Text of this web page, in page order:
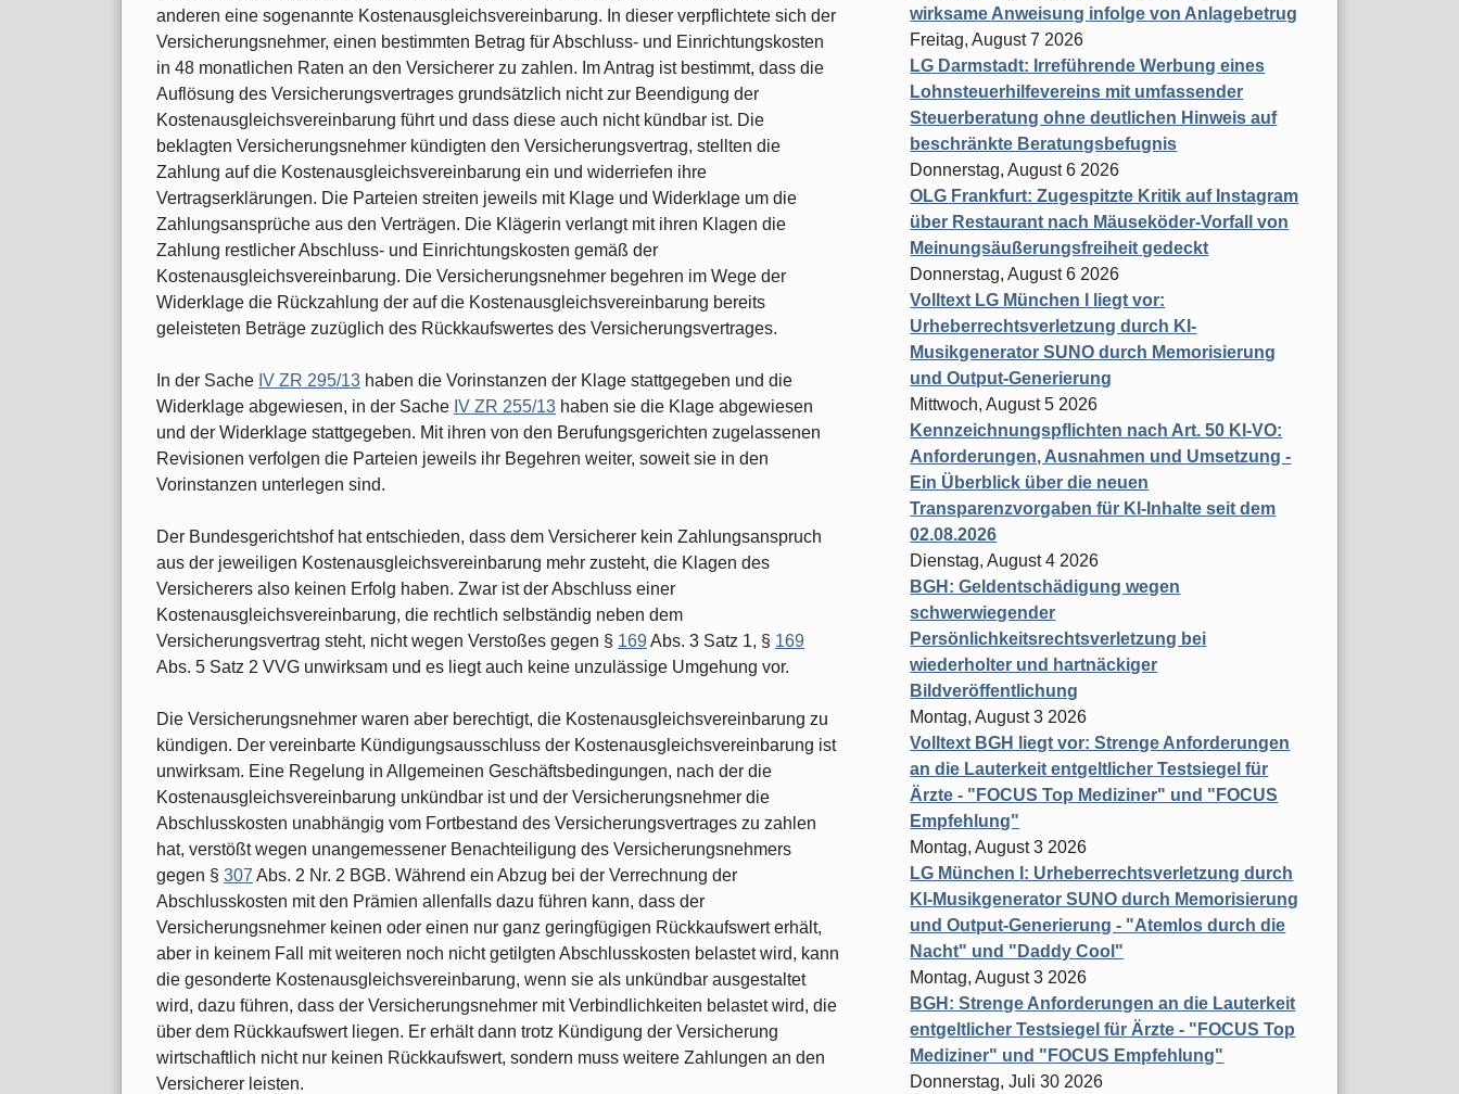
anderen eine sogenannte Kostenausgleichsvereinbarung. In dieser verpflichtete sich der
Versicherungsnehmer, einen bestimmten Betrag für Abschluss- und Einrichtungskosten
in 48 monatlichen Raten an den Versicherer zu zahlen. Im Antrag ist bestimmt, dass die
Auflösung des Versicherungsvertrages grundsätzlich nicht zur Beendigung der
Kostenausgleichsvereinbarung führt und dass diese auch nicht kündbar ist. Die
beklagten Versicherungsnehmer kündigten den Versicherungsvertrag, stellten die
Zahlung auf die Kostenausgleichsvereinbarung ein und widerriefen ihre
Vertragserklärungen. Die Parteien streiten jeweils mit Klage und Widerklage um die
Zahlungsansprüche aus den Verträgen. Die Klägerin verlangt mit ihren Klagen die
Zahlung restlicher Abschluss- und Einrichtungskosten gemäß der
Kostenausgleichsvereinbarung. Die Versicherungsnehmer begehren im Wege der
Widerklage die Rückzahlung der auf die Kostenausgleichsvereinbarung bereits
geleisteten Beträge zuzüglich des Rückkaufswertes des Versicherungsvertrages.
In der Sache IV ZR 295/13 haben die Vorinstanzen der Klage stattgegeben und die
Widerklage abgewiesen, in der Sache IV ZR 255/13 haben sie die Klage abgewiesen
und der Widerklage stattgegeben. Mit ihren von den Berufungsgerichten zugelassenen
Revisionen verfolgen die Parteien jeweils ihr Begehren weiter, soweit sie in den
Vorinstanzen unterlegen sind.
Der Bundesgerichtshof hat entschieden, dass dem Versicherer kein Zahlungsanspruch
aus der jeweiligen Kostenausgleichsvereinbarung mehr zusteht, die Klagen des
Versicherers also keinen Erfolg haben. Zwar ist der Abschluss einer
Kostenausgleichsvereinbarung, die rechtlich selbständig neben dem
Versicherungsvertrag steht, nicht wegen Verstoßes gegen § 169Abs. 3 Satz 1, § 169
Abs. 5 Satz 2 VVG unwirksam und es liegt auch keine unzulässige Umgehung vor.
Die Versicherungsnehmer waren aber berechtigt, die Kostenausgleichsvereinbarung zu
kündigen. Der vereinbarte Kündigungsausschluss der Kostenausgleichsvereinbarung ist
unwirksam. Eine Regelung in Allgemeinen Geschäftsbedingungen, nach der die
Kostenausgleichsvereinbarung unkündbar ist und der Versicherungsnehmer die
Abschlusskosten unabhängig vom Fortbestand des Versicherungsvertrages zu zahlen
hat, verstößt wegen unangemessener Benachteiligung des Versicherungsnehmers
gegen § 307 Abs. 2 Nr. 2 BGB. Während ein Abzug bei der Verrechnung der
Abschlusskosten mit den Prämien allenfalls dazu führen kann, dass der
Versicherungsnehmer keinen oder einen nur ganz geringfügigen Rückkaufswert erhält,
aber in keinem Fall mit weiteren noch nicht getilgten Abschlusskosten belastet wird, kann
die gesonderte Kostenausgleichsvereinbarung, wenn sie als unkündbar ausgestaltet
wird, dazu führen, dass der Versicherungsnehmer mit Verbindlichkeiten belastet wird, die
über dem Rückkaufswert liegen. Er erhält dann trotz Kündigung der Versicherung
wirtschaftlich nicht nur keinen Rückkaufswert, sondern muss weitere Zahlungen an den
Versicherer leisten.
wirksame Anweisung infolge von Anlagebetrug
Freitag, August 7 2026
LG Darmstadt: Irreführende Werbung eines
Lohnsteuerhilfevereins mit umfassender
Steuerberatung ohne deutlichen Hinweis auf
beschränkte Beratungsbefugnis
Donnerstag, August 6 2026
OLG Frankfurt: Zugespitzte Kritik auf Instagram
über Restaurant nach Mäuseköder-Vorfall von
Meinungsäußerungsfreiheit gedeckt
Donnerstag, August 6 2026
Volltext LG München I liegt vor:
Urheberrechtsverletzung durch KI-
Musikgenerator SUNO durch Memorisierung
und Output-Generierung
Mittwoch, August 5 2026
Kennzeichnungspflichten nach Art. 50 KI-VO:
Anforderungen, Ausnahmen und Umsetzung -
Ein Überblick über die neuen
Transparenzvorgaben für KI-Inhalte seit dem
02.08.2026
Dienstag, August 4 2026
BGH: Geldentschädigung wegen
schwerwiegender
Persönlichkeitsrechtsverletzung bei
wiederholter und hartnäckiger
Bildveröffentlichung
Montag, August 3 2026
Volltext BGH liegt vor: Strenge Anforderungen
an die Lauterkeit entgeltlicher Testsiegel für
Ärzte - "FOCUS Top Mediziner" und "FOCUS
Empfehlung"
Montag, August 3 2026
LG München I: Urheberrechtsverletzung durch
KI-Musikgenerator SUNO durch Memorisierung
und Output-Generierung - "Atemlos durch die
Nacht" und "Daddy Cool"
Montag, August 3 2026
BGH: Strenge Anforderungen an die Lauterkeit
entgeltlicher Testsiegel für Ärzte - "FOCUS Top
Mediziner" und "FOCUS Empfehlung"
Donnerstag, Juli 30 2026